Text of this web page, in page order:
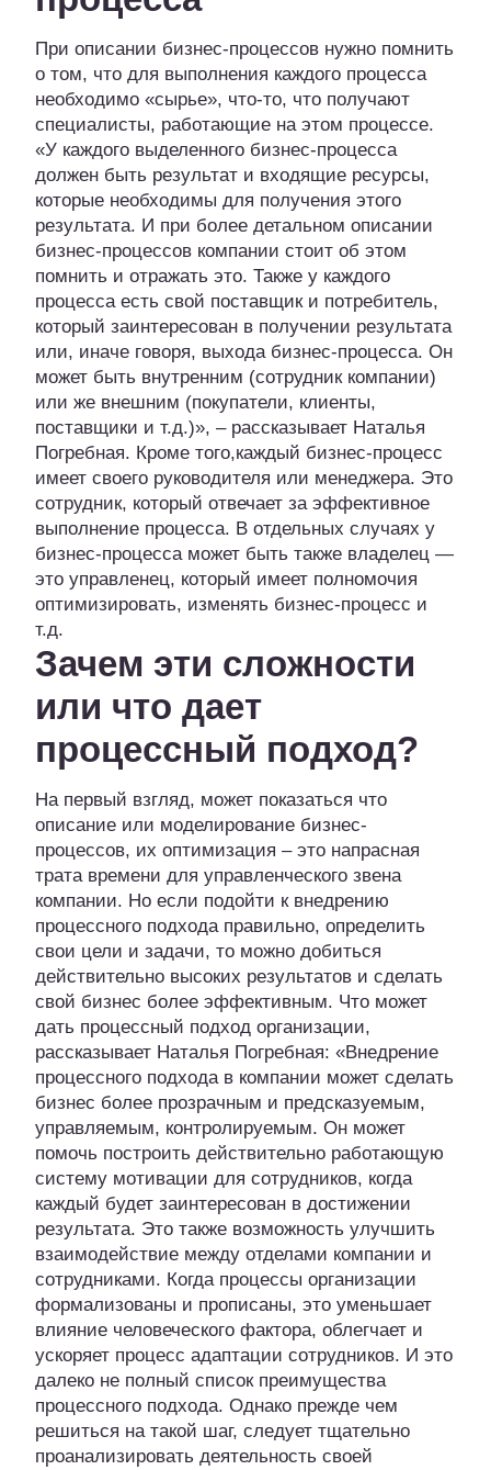
При описании бизнес-процессов нужно помнить
о том, что для выполнения каждого процесса
необходимо «сырье», что-то, что получают
специалисты, работающие на этом процессе.
«У каждого выделенного бизнес-процесса
должен быть результат и входящие ресурсы,
которые необходимы для получения этого
результата. И при более детальном описании
бизнес-процессов компании стоит об этом
помнить и отражать это. Также у каждого
процесса есть свой поставщик и потребитель,
который заинтересован в получении результата
или, иначе говоря, выхода бизнес-процесса. Он
может быть внутренним (сотрудник компании)
или же внешним (покупатели, клиенты,
поставщики и т.д.)», – рассказывает Наталья
Погребная. Кроме того,каждый бизнес-процесс
имеет своего руководителя или менеджера. Это
сотрудник, который отвечает за эффективное
выполнение процесса. В отдельных случаях у
бизнес-процесса может быть также владелец —
это управленец, который имеет полномочия
оптимизировать, изменять бизнес-процесс и
т.д.
Зачем эти сложности
или что дает
процессный подход?
На первый взгляд, может показаться что
описание или моделирование бизнес-
процессов, их оптимизация – это напрасная
трата времени для управленческого звена
компании. Но если подойти к внедрению
процессного подхода правильно, определить
свои цели и задачи, то можно добиться
действительно высоких результатов и сделать
свой бизнес более эффективным. Что может
дать процессный подход организации,
рассказывает Наталья Погребная: «Внедрение
процессного подхода в компании может сделать
бизнес более прозрачным и предсказуемым,
управляемым, контролируемым. Он может
помочь построить действительно работающую
систему мотивации для сотрудников, когда
каждый будет заинтересован в достижении
результата. Это также возможность улучшить
взаимодействие между отделами компании и
сотрудниками. Когда процессы организации
формализованы и прописаны, это уменьшает
влияние человеческого фактора, облегчает и
ускоряет процесс адаптации сотрудников. И это
далеко не полный список преимущества
процессного подхода. Однако прежде чем
решиться на такой шаг, следует тщательно
проанализировать деятельность своей